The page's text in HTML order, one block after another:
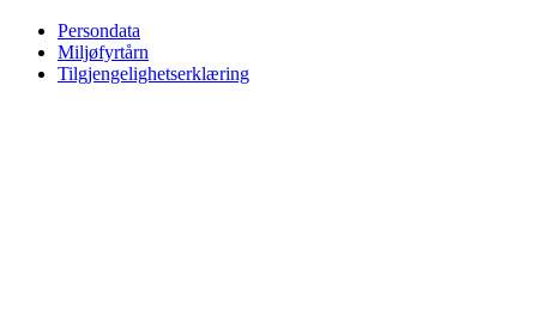
Persondata
Miljøfyrtårn
Tilgjengelighetserklæring